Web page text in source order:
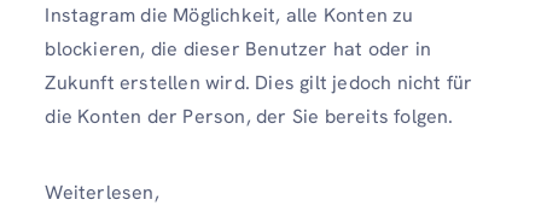
Instagram die Möglichkeit, alle Konten zu
blockieren, die dieser Benutzer hat oder in
Zukunft erstellen wird. Dies gilt jedoch nicht für
die Konten der Person, der Sie bereits folgen.
Weiterlesen,